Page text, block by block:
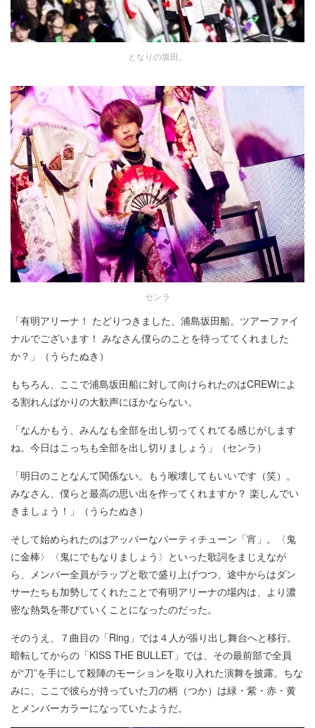
となりの坂田。
センラ
「有明アリーナ！ たどりつきました、浦島坂田船。ツアーファイ
ナルでございます！ みなさん僕らのことを待っててくれました
か？」（うらたぬき）
もちろん、ここで浦島坂田船に対して向けられたのはCREWによ
る割れんばかりの大歓声にほかならない。
「なんかもう、みんなも全部を出し切ってくれてる感じがします
ね。今日はこっちも全部を出し切りましょう」（センラ）
「明日のことなんて関係ない。もう喉壊してもいいです（笑）。
みなさん、僕らと最高の思い出を作ってくれますか？ 楽しんでい
きましょう！」（うらたぬき）
そして始められたのはアッパーなパーティチューン「宵」。〈鬼
に金棒〉〈鬼にでもなりましょう〉といった歌詞をまじえなが
ら、メンバー全員がラップと歌で盛り上げつつ、途中からはダン
サーたちも加勢してくれたことで有明アリーナの場内は、より濃
密な熱気を帯びていくことになったのだった。
そのうえ、７曲目の「Ring」では４人が張り出し舞台へと移行。
暗転してからの「KISS THE BULLET」では、その最前部で全員
が“刀”を手にして殺陣のモーションを取り入れた演舞を披露。ちな
みに、ここで彼らが持っていた刀の柄（つか）は緑・紫・赤・黄
とメンバーカラーになっていたようだ。